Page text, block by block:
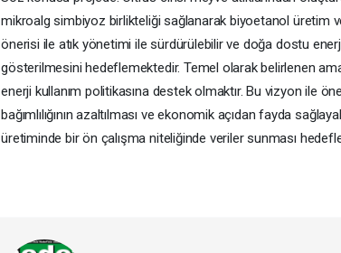
mikroalg simbiyoz birlikteliği sağlanarak biyoetanol üretim
önerisi ile atık yönetimi ile sürdürülebilir ve doğa dostu
gösterilmesini hedeflemektedir. Temel olarak belirlenen
enerji kullanım politikasına destek olmaktır. Bu vizyon ile
bağımlılığının azaltılması ve ekonomik açıdan fayda
üretiminde bir ön çalışma niteliğinde veriler sunması